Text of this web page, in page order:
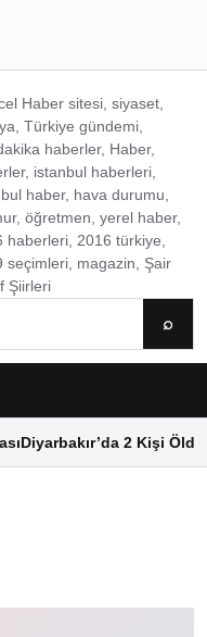
Haber sitesi, siyaset,
Türkiye gündemi,
haberler, Haber,
istanbul haberleri,
haber, hava durumu,
öğretmen, yerel haber,
haberleri, 2016 türkiye,
seçimleri, magazin, Şair
Şiirleri
⌕
Diyarbakır’da 2 Kişi Öldü